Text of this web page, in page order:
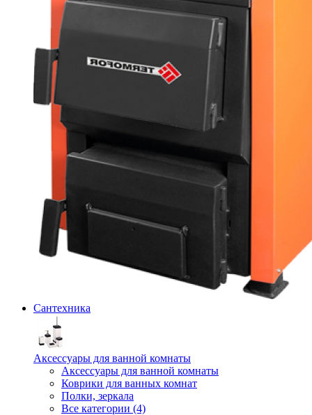
Сантехника
Аксессуары для ванной комнаты
Аксессуары для ванной комнаты
Коврики для ванных комнат
Полки, зеркала
Все категории (4)